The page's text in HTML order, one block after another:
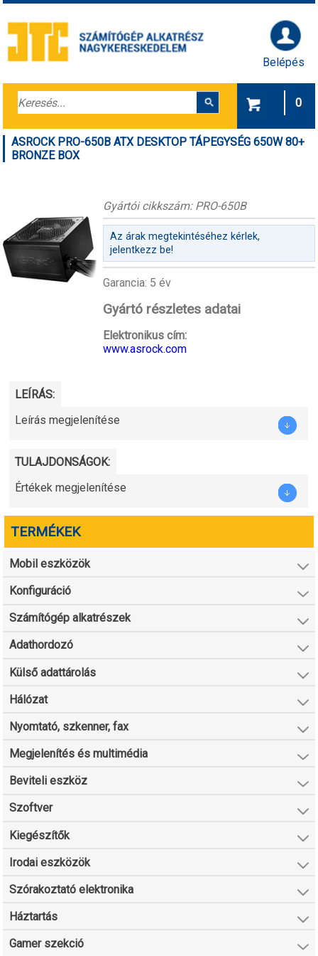
Belépés
0
ASROCK PRO-650B ATX DESKTOP TÁPEGYSÉG 650W 80+
BRONZE BOX
Gyártói cikkszám: PRO-650B
Az árak megtekintéséhez kérlek,
jelentkezz be!
Garancia: 5 év
Gyártó részletes adatai
Elektronikus cím:
www.asrock.com
LEÍRÁS:
Leírás megjelenítése
TULAJDONSÁGOK:
Értékek megjelenítése
TERMÉKEK
Mobil eszközök
Konfiguráció
Számítógép alkatrészek
Adathordozó
Külső adattárolás
Hálózat
Nyomtató, szkenner, fax
Megjelenítés és multimédia
Beviteli eszköz
Szoftver
Kiegészítők
Irodai eszközök
Szórakoztató elektronika
Háztartás
Gamer szekció